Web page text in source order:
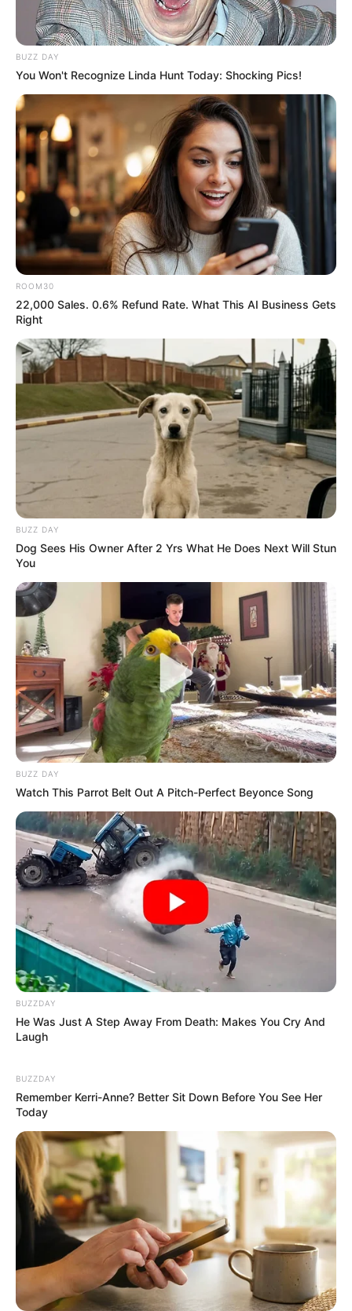
BUZZ DAY
You Won't Recognize Linda Hunt Today: Shocking Pics!
ROOM30
22,000 Sales. 0.6% Refund Rate. What This AI Business Gets
Right
BUZZ DAY
Dog Sees His Owner After 2 Yrs What He Does Next Will Stun
You
BUZZ DAY
Watch This Parrot Belt Out A Pitch-Perfect Beyonce Song
BUZZDAY
He Was Just A Step Away From Death: Makes You Cry And
Laugh
BUZZDAY
Remember Kerri-Anne? Better Sit Down Before You See Her
Today